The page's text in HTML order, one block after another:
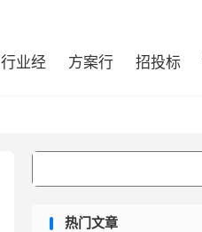
行业经 方案行 招投标
搜索
热门文章